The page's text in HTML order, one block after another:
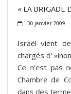
« LA BRIGADE
30 janvier 2009
Israël vient
chargés d'
Ce n’est pas
Chambre de
dans des